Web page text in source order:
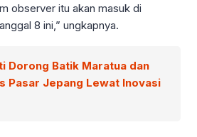
observer itu akan masuk di
8 ini,” ungkapnya.
Dorong Batik Maratua dan
Pasar Jepang Lewat Inovasi